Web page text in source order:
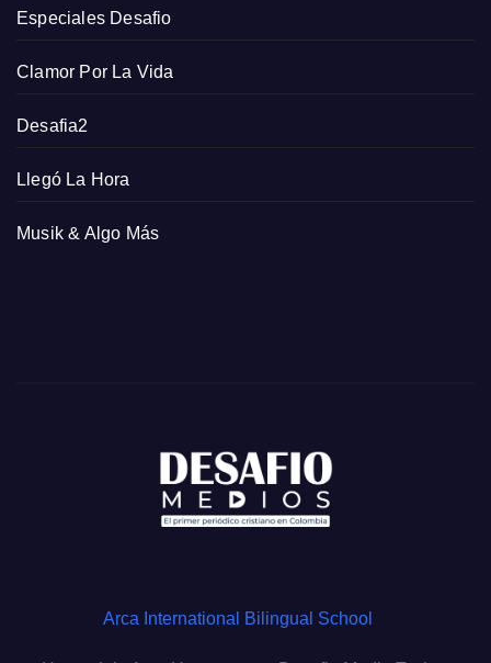
Especiales Desafio
Clamor Por La Vida
Desafia2
Llegó La Hora
Musik & Algo Más
Arca International Bilingual School